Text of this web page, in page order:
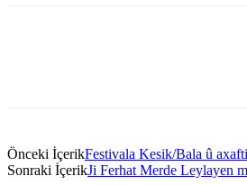
Önceki İçerikFestivala Kesik/Bala û
Sonraki İçerikJi Ferhat Merde Leylayen